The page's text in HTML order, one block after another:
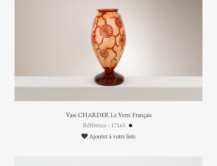
Vase CHARDER Le Verre Français
Référence : 17165
Ajouter à votre liste